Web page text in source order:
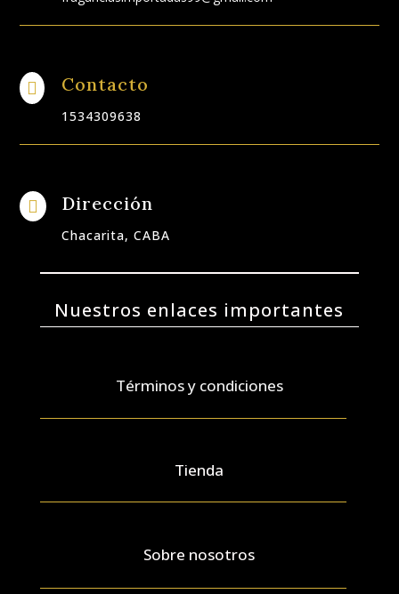
 Contacto
1534309638
 Dirección
Chacarita, CABA
Nuestros enlaces importantes
Términos y condiciones
Tienda
Sobre nosotros